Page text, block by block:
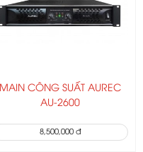
MAIN CÔNG SUẤT AUREC
AU-2600
8,500,000 đ